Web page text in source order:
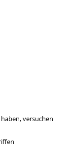
der Sie
versuchen